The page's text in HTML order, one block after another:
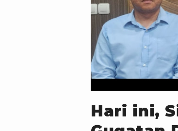
ist
Hari ini,